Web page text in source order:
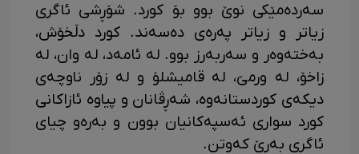
سەردەمێکی نوێ بوو بۆ کورد. شۆڕشی ئاگری
زیاتر و زیاتر پەرەی دەسەند. کورد دڵخۆش،
بەختەوەر و سەربەرز بوو. لە ئامەد، لە وان، لە
زاخۆ، لە ورمێ، لە قامیشلۆ و لە زۆر ناوچەی
دیکەی کوردستانەوە، شەڕڤانان و پیاوە ئازاکانی
کورد سواری ئەسپەکانیان بوون و بەرەو چیای
ئاگری بەڕێ کەوتن.